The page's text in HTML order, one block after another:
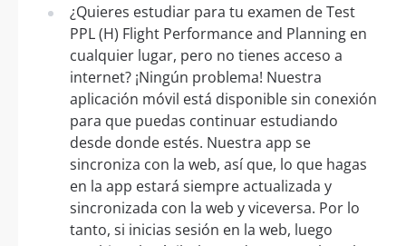
¿Quieres estudiar para tu examen de Test
PPL (H) Flight Performance and Planning en
cualquier lugar, pero no tienes acceso a
internet? ¡Ningún problema! Nuestra
aplicación móvil está disponible sin conexión
para que puedas continuar estudiando
desde donde estés. Nuestra app se
sincroniza con la web, así que, lo que hagas
en la app estará siempre actualizada y
sincronizada con la web y viceversa. Por lo
tanto, si inicias sesión en la web, luego